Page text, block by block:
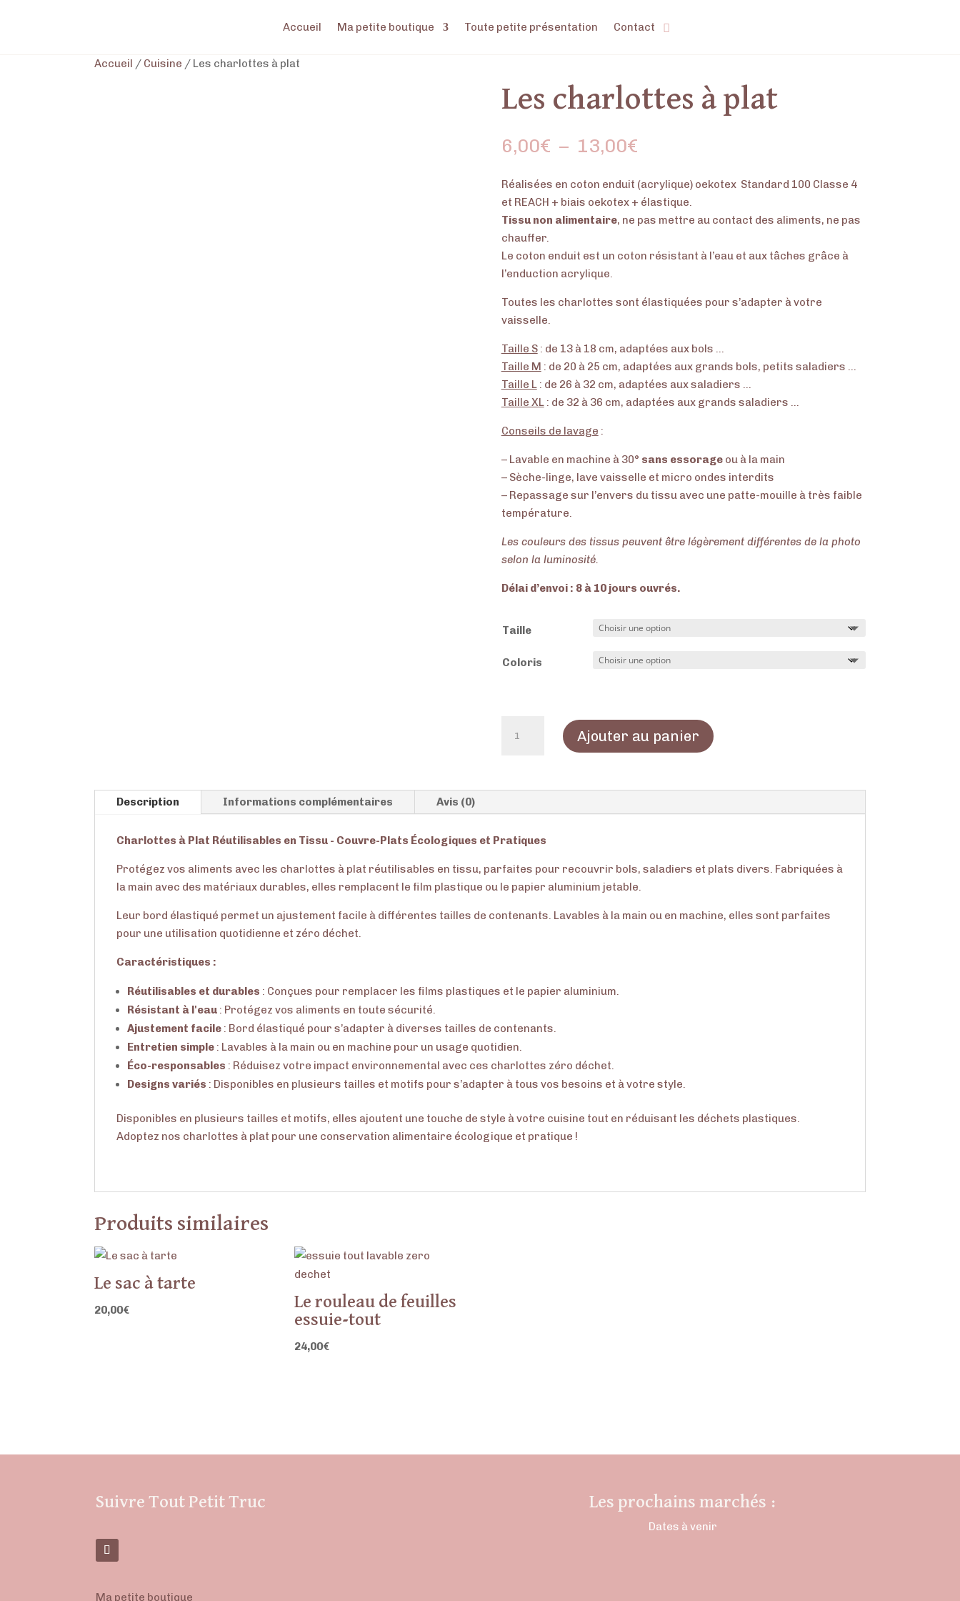
Accueil Ma petite boutique Toute petite présentation Contact
Accueil / Cuisine / Les charlottes à plat
Les charlottes à plat
6,00€ – 13,00€Plage
prix :
6,00€
à
Réalisées en coton enduit (acrylique) oekotex Standard 100 Classe 4
et REACH + biais oekotex + élastique.
Tissu non alimentaire, ne pas mettre au contact des aliments, ne pas
chauffer.
Le coton enduit est un coton résistant à l’eau et aux tâches grâce à
l’enduction acrylique.
Toutes les charlottes sont élastiquées pour s’adapter à votre
vaisselle.
Taille S: de 13 à 18 cm, adaptées aux bols …
Taille M : de 20 à 25 cm, adaptées aux grands bols, petits saladiers …
Taille L: de 26 à 32 cm, adaptées aux saladiers …
Taille XL: de 32 à 36 cm, adaptées aux grands saladiers …
Conseils de lavage :
– Lavable en machine à 30° sans essorageou à la main
– Sèche-linge, lave vaisselle et micro ondes interdits
– Repassage sur l’envers du tissu avec une patte-mouille à très faible
température.
Les couleurs des tissus peuvent être légèrement différentes de la photo
selon la luminosité.
Délai d’envoi : 8 à 10 jours ouvrés.
Taille
Coloris
plat
Ajouter au panier
Description Informations complémentaires Avis (0)
Charlottes à Plat Réutilisables en Tissu - Couvre-Plats Écologiques et Pratiques
Protégez vos aliments avec les charlottes à plat réutilisables en tissu, parfaites pour recouvrir bols, saladiers et plats divers. Fabriquées à
la main avec des matériaux durables, elles remplacent le film plastique ou le papier aluminium jetable.
Leur bord élastiqué permet un ajustement facile à différentes tailles de contenants. Lavables à la main ou en machine, elles sont parfaites
pour une utilisation quotidienne et zéro déchet.
Caractéristiques :
Réutilisables et durables : Conçues pour remplacer les films plastiques et le papier aluminium.
Résistant à l'eau : Protégez vos aliments en toute sécurité.
Ajustement facile : Bord élastiqué pour s’adapter à diverses tailles de contenants.
Entretien simple : Lavables à la main ou en machine pour un usage quotidien.
Éco-responsables : Réduisez votre impact environnemental avec ces charlottes zéro déchet.
Designs variés : Disponibles en plusieurs tailles et motifs pour s’adapter à tous vos besoins et à votre style.
Disponibles en plusieurs tailles et motifs, elles ajoutent une touche de style à votre cuisine tout en réduisant les déchets plastiques.
Adoptez nos charlottes à plat pour une conservation alimentaire écologique et pratique !
Produits similaires
Le sac à tarte
20,00€
Le rouleau de feuilles
essuie-tout
24,00€
Suivre Tout Petit Truc
Ma petite boutique
Les prochains marchés :
Dates à venir